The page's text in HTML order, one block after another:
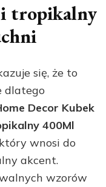
tropikalny
się, że to
dlatego
Decor Kubek
400Ml
wnosi do
akcent.
wzorów